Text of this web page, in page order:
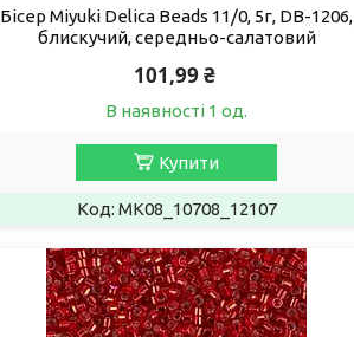
Бісер Miyuki Delica Beads 11/0, 5г, DB-1206,
блискучий, середньо-салатовий
101,99 ₴
В наявності 1 од.
Купити
MK08_10708_12107